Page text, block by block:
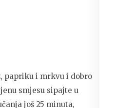
papriku i mrkvu i dobro
smjesu sipajte u
još 25 minuta,